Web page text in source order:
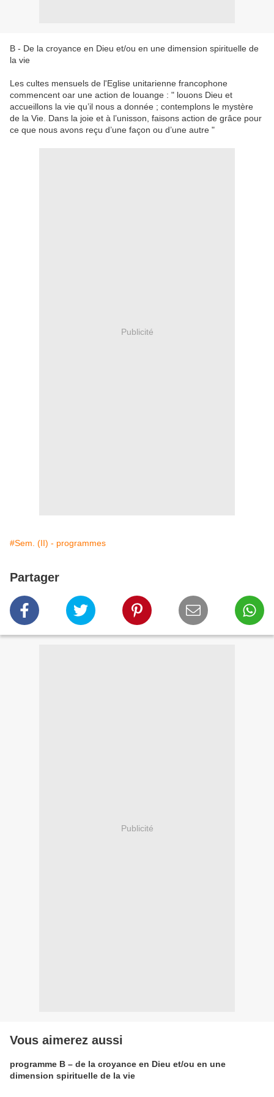
B - De la croyance en Dieu et/ou en une dimension spirituelle de
la vie
Les cultes mensuels de l'Eglise unitarienne francophone
commencent oar une action de louange : " louons Dieu et
accueillons la vie qu’il nous a donnée ; contemplons le mystère
de la Vie. Dans la joie et à l’unisson, faisons action de grâce pour
ce que nous avons reçu d’une façon ou d’une autre "
Publicité
#Sem. (II) - programmes
Partager
Publicité
Vous aimerez aussi
programme B – de la croyance en Dieu et/ou en une
dimension spirituelle de la vie